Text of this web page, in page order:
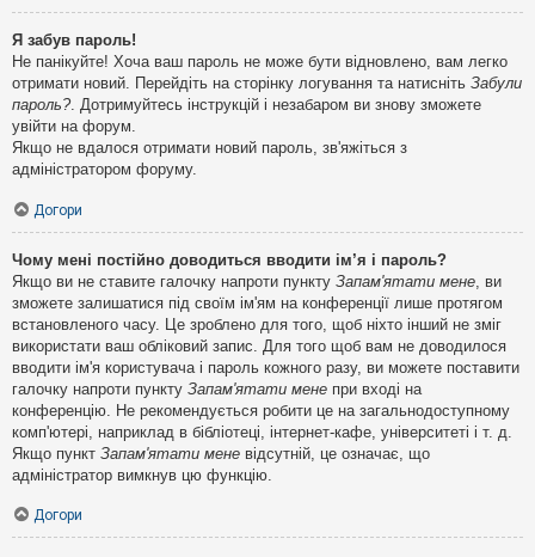
Я забув пароль!
Не панікуйте! Хоча ваш пароль не може бути відновлено, вам легко
отримати новий. Перейдіть на сторінку логування та натисніть Забули
пароль?. Дотримуйтесь інструкцій і незабаром ви знову зможете
увійти на форум.
Якщо не вдалося отримати новий пароль, зв'яжіться з
адміністратором форуму.
Догори
Чому мені постійно доводиться вводити ім’я і пароль?
Якщо ви не ставите галочку напроти пункту Запам'ятати мене , ви
зможете залишатися під своїм ім'ям на конференції лише протягом
встановленого часу. Це зроблено для того, щоб ніхто інший не зміг
використати ваш обліковий запис. Для того щоб вам не доводилося
вводити ім'я користувача і пароль кожного разу, ви можете поставити
галочку напроти пункту Запам'ятати мене при вході на
конференцію. Не рекомендується робити це на загальнодоступному
комп'ютері, наприклад в бібліотеці, інтернет-кафе, університеті і т. д.
Якщо пункт Запам'ятати мене відсутній, це означає, що
адміністратор вимкнув цю функцію.
Догори